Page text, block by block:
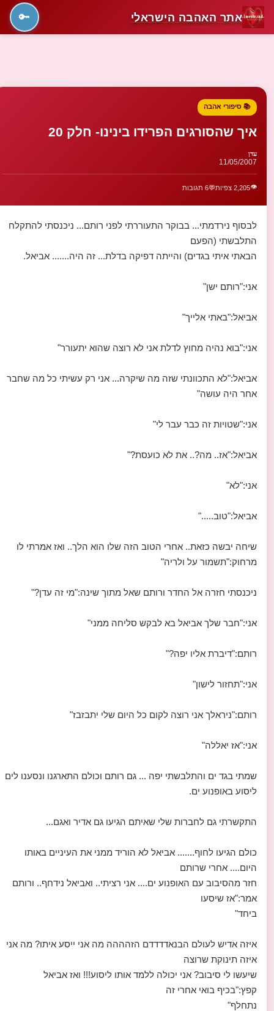
אתר האהבה הישראלי 🔑
📚 סיפורי אהבה
איך שהסורגים הפרידו בינינו- חלק 20
עדן
11/05/2007
👁️2,205 צפיות 💬6 תגובות
לבסוף נירדמתי... בבוקר התעוררתי לפני רותם... ניכנסתי להתקלח
התלבשתי (הפעם
הבאתי איתי בגדים) והייתה דפיקה בדלת... זה היה....... אביאל.
אני:"רותם ישן"
אביאל:"באתי אלייך"
אני:"בוא נהיה מחוץ לדלת אני לא רוצה שהוא יתעורר"
אביאל:"לא התכוונתי שזה מה שיקרה... אני רק עשיתי כל מה שחבר
אחר היה עושה"
אני:"שטויות זה כבר עבר לי"
אביאל:"אז.. מה?.. את לא כועסת?"
אני:"לא"
אביאל:"טוב....."
שיחה יבשה כזאת.. אחרי הטוב הזה שלו הוא הלך.. ואז אמרתי לו
מרחוק:"תשמור על ולריה"
ניכנסתי חזרה אל החדר ורותם שאל מתוך שינה:"מי זה עדן?"
אני:"חבר שלך אביאל בא לבקש סליחה ממני"
רותם:"דיברת אליו יפה?"
אני:"תחזור לישון"
רותם:"ניראלך אני רוצה לקום כל היום שלי יתבזבז"
אני:"אז יאללה"
שמתי בגד ים והתלבשתי יפה ... גם רותם וכולם התארגנו ונסענו לים
ליסוע באופנוע ים.
התקשרתי גם לחברות שלי שאיתם הגיעו גם אדיר ואגם...
כולם הגיעו לחוף....... אביאל לא הוריד ממני את העיניים באותו
היום.... אחרי שרותם
חזר מהסיבוב עם האופנוע ים.... אני רציתי.. ואביאל נידחף.. ורותם
אמר:"אז שיסעו
ביחד"
איזה אדיש לעולם הבנאדדדדם הזהההה מה אני ייסע איתו? מה אני
איזה תינוקת שרוצה
שיעשו לי סיבוב? אני יכולה ללמד אותו ליסוע!!! ואז אביאל
קפץ:"בכיף בואי אחרי זה
נתחלף"